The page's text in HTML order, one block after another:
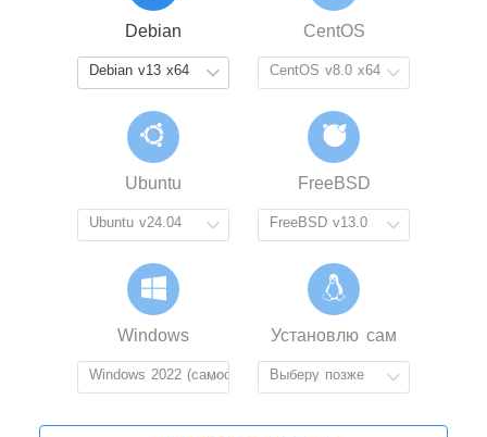
Debian CentOS
Ubuntu FreeBSD
Windows Установлю сам